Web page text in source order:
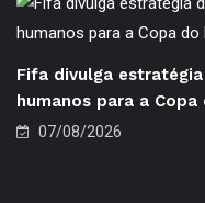
Fifa divulga
humanos para a
07/08/2026